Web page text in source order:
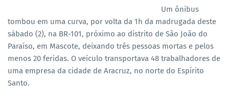
Um ônibus
tombou em uma curva, por volta da 1h da madrugada deste
sábado (2), na BR-101, próximo ao distrito de São João do
Paraíso, em Mascote, deixando três pessoas mortas e pelos
menos 20 feridas. O veículo transportava 48 trabalhadores de
uma empresa da cidade de Aracruz, no norte do Espírito
Santo.